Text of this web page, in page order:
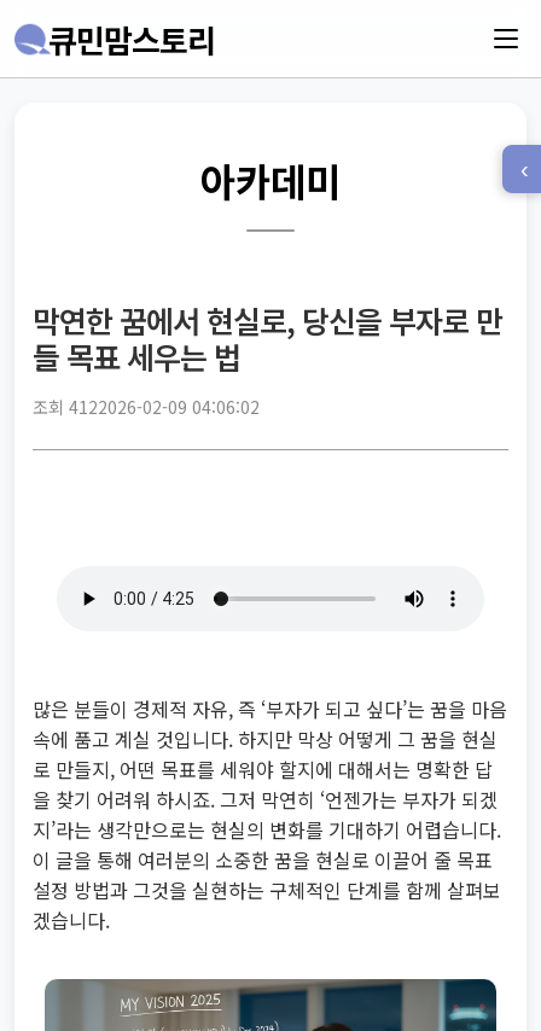
큐민맘스토리
아카데미
막연한 꿈에서 현실로, 당신을 부자로 만
들 목표 세우는 법
조회 4122026-02-09 04:06:02
많은 분들이 경제적 자유, 즉 ‘부자가 되고 싶다’는 꿈을 마음
속에 품고 계실 것입니다. 하지만 막상 어떻게 그 꿈을 현실
로 만들지, 어떤 목표를 세워야 할지에 대해서는 명확한 답
을 찾기 어려워 하시죠. 그저 막연히 ‘언젠가는 부자가 되겠
지’라는 생각만으로는 현실의 변화를 기대하기 어렵습니다.
이 글을 통해 여러분의 소중한 꿈을 현실로 이끌어 줄 목표
설정 방법과 그것을 실현하는 구체적인 단계를 함께 살펴보
겠습니다.
‹